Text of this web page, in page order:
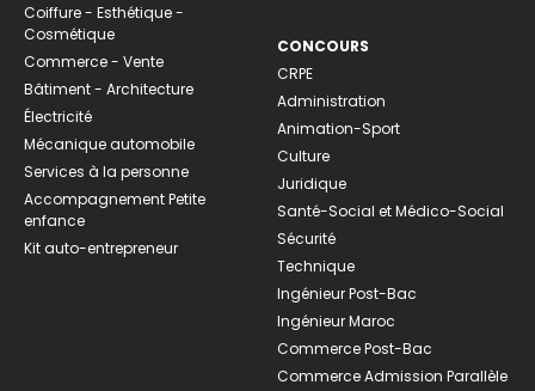
Coiffure - Esthétique -
Cosmétique
Commerce - Vente
Bâtiment - Architecture
Électricité
Mécanique automobile
Services à la personne
Accompagnement Petite
enfance
Kit auto-entrepreneur
CONCOURS
CRPE
Administration
Animation-Sport
Culture
Juridique
Santé-Social et Médico-Social
Sécurité
Technique
Ingénieur Post-Bac
Ingénieur Maroc
Commerce Post-Bac
Commerce Admission Parallèle